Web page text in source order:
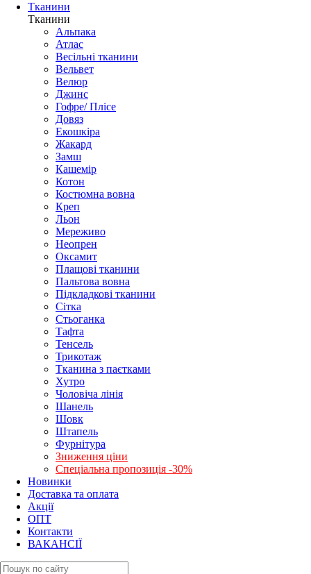
Тканини
Тканини
Альпака
Атлас
Весільні тканини
Вельвет
Велюр
Джинс
Гофре/ Плісе
Довяз
Екошкіра
Жакард
Замш
Кашемір
Котон
Костюмна вовна
Креп
Льон
Мереживо
Неопрен
Оксамит
Плащові тканини
Пальтова вовна
Підкладкові тканини
Сітка
Стьоганка
Тафта
Тенсель
Трикотаж
Тканина з паєтками
Хутро
Чоловіча лінія
Шанель
Шовк
Штапель
Фурнітура
Зниження ціни
Спеціальна пропозиція -30%
Новинки
Доставка та оплата
Акції
ОПТ
Контакти
ВАКАНСІЇ